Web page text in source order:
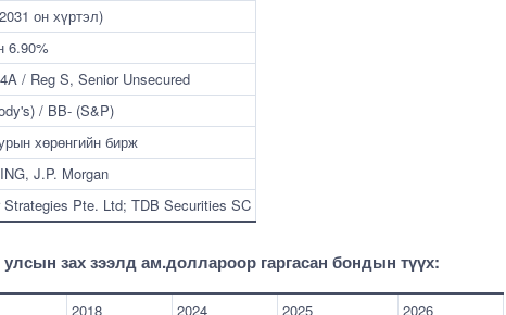
он хүртэл)
6.90%
/ Reg S, Senior Unsecured
/ BB- (S&P)
хөрөнгийн бирж
J.P. Morgan
Strategies Pte. Ltd; TDB Securities SC
зах зээлд ам.доллароор гаргасан бондын түүх:
2018
2024
2025
2026